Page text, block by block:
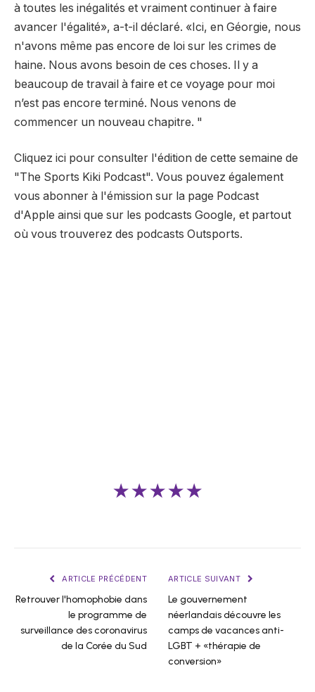
à toutes les inégalités et vraiment continuer à faire
avancer l'égalité», a-t-il déclaré. «Ici, en Géorgie, nous
n'avons même pas encore de loi sur les crimes de
haine. Nous avons besoin de ces choses. Il y a
beaucoup de travail à faire et ce voyage pour moi
n’est pas encore terminé. Nous venons de
commencer un nouveau chapitre. "
Cliquez ici pour consulter l'édition de cette semaine de
"The Sports Kiki Podcast". Vous pouvez également
vous abonner à l'émission sur la page Podcast
d'Apple ainsi que sur les podcasts Google, et partout
où vous trouverez des podcasts Outsports.
★★★★★
ARTICLE PRÉCÉDENT
Retrouver l'homophobie dans
le programme de
surveillance des coronavirus
de la Corée du Sud
ARTICLE SUIVANT
Le gouvernement
néerlandais découvre les
camps de vacances anti-
LGBT + «thérapie de
conversion»